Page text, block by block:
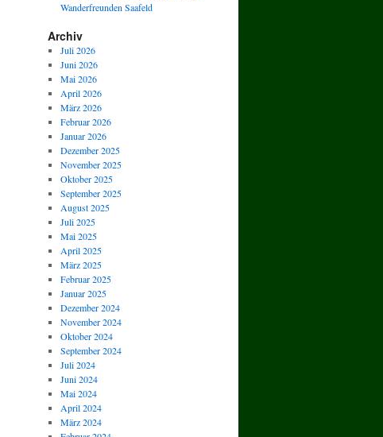
Wanderfreunden Saafeld
Archiv
Juli 2026
Juni 2026
Mai 2026
April 2026
März 2026
Februar 2026
Januar 2026
Dezember 2025
November 2025
Oktober 2025
September 2025
August 2025
Juli 2025
Mai 2025
April 2025
März 2025
Februar 2025
Januar 2025
Dezember 2024
November 2024
Oktober 2024
September 2024
Juli 2024
Juni 2024
Mai 2024
April 2024
März 2024